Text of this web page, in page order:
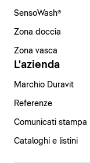
SensoWash®
Zona doccia
Zona vasca
L'azienda
Marchio Duravit
Referenze
Comunicati stampa
Cataloghi e listini